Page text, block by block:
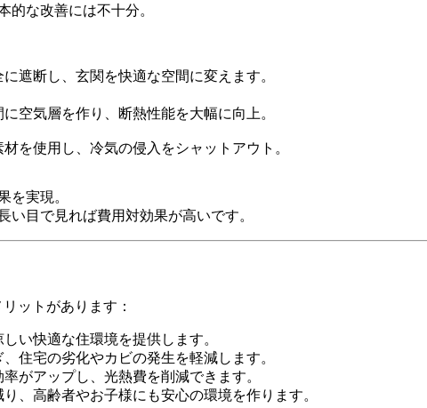
的な改善には不十分。
遮断し、玄関を快適な空間に変えます。
空気層を作り、断熱性能を大幅に向上。
を使用し、冷気の侵入をシャットアウト。
を実現。
い目で見れば費用対効果が高いです。
ットがあります：
い快適な住環境を提供します。
住宅の劣化やカビの発生を軽減します。
がアップし、光熱費を削減できます。
、高齢者やお子様にも安心の環境を作ります。